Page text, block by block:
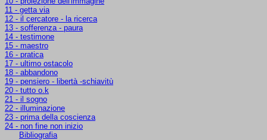
11 - getta via
12 - il cercatore - la ricerca
13 - sofferenza - paura
14 - testimone
15 - maestro
16 - pratica
17 - ultimo ostacolo
18 - abbandono
19 - pensiero - libertà -schiavitù
20 - tutto o.k
21 - il sogno
22 - illuminazione
23 - prima della coscienza
24 - non fine non inizio
Bibliografia